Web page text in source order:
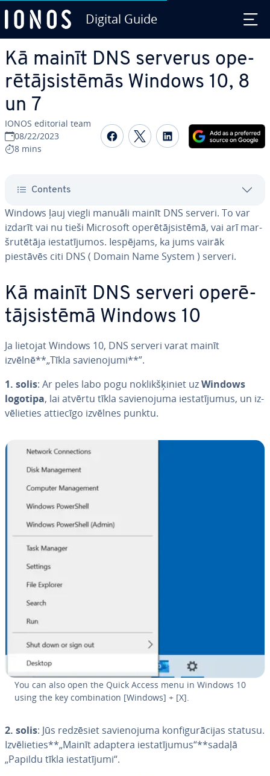
Digital Guide
Kā mainīt DNS serverus ope­
rē­tājsis­tē­mās Windows 10, 8
un 7
IONOS editorial team
08/22/2023
8 mins
Share on Facebook
Share on Twitter
Share on
Contents
Windows ļauj viegli manuāli mainīt DNS serveri. To var
izdarīt vai nu tieši Microsoft ope­rē­tājsis­tē­mā, vai arī mar­
šru­tē­tā­ja ie­sta­tī­ju­mos. Iespējams, ka jums vairāk
piestāvēs citi DNS ( Domain Name System ) serveri.
Kā mainīt DNS serveri ope­rē­
tājsis­tē­mā Windows 10
Ja lietojat Windows 10, DNS serveri varat mainīt
izvēlnē**„Tīkla sa­vie­no­ju­mi**”.
1. solis: Ar peles labo pogu no­klik­šķi­niet uzWindows
logotipa, lai atvērtu tīkla sa­vie­no­ju­ma ie­sta­tī­ju­mus, un iz­
vē­lie­ties attiecīgo izvēlnes punktu.
You can also open the Quick Access menu in Windows 10
using the key com­bi­na­tion [Windows] + [X].
2. solis: Jūs redzēsiet sa­vie­no­ju­ma kon­fi­gu­rā­ci­jas statusu.
Iz­vē­lie­ties**„Mainīt adaptera ie­sta­tī­ju­mus“**sadaļā
„Papildu tīkla ie­sta­tī­ju­mi“.